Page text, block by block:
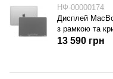
НФ-00000174
Дисплей
з рамкою та
13 590 грн